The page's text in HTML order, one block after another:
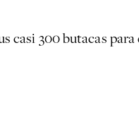
casi 300 butacas